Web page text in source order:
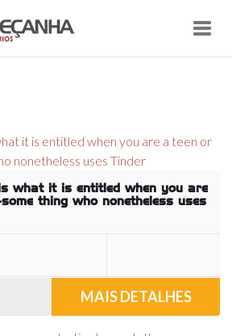
what it is entitled when you are
thing who nonetheless uses
MAIS DETALHES